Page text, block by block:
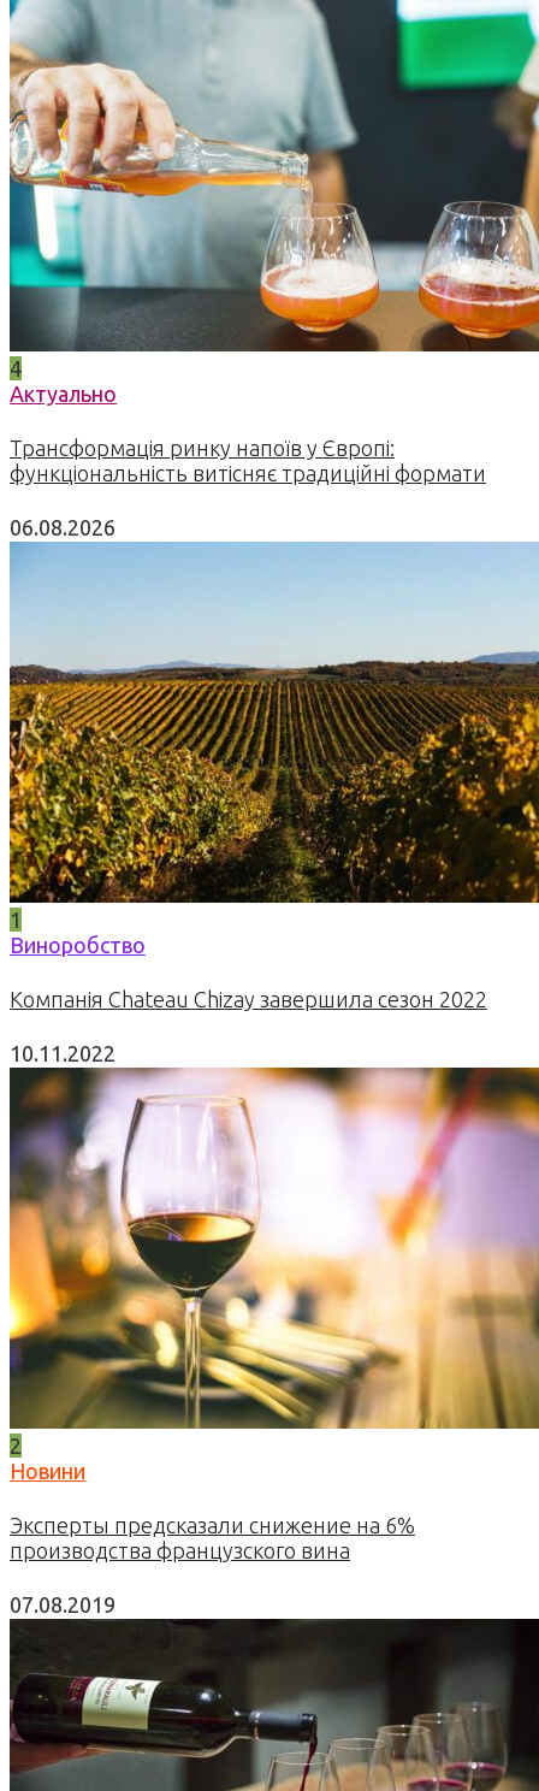
4
Актуально
Трансформація ринку напоїв у Європі:
функціональність витісняє традиційні формати
06.08.2026
1
Виноробство
Компанія Chateau Chizay завершила сезон 2022
10.11.2022
2
Новини
Эксперты предсказали снижение на 6%
производства французского вина
07.08.2019